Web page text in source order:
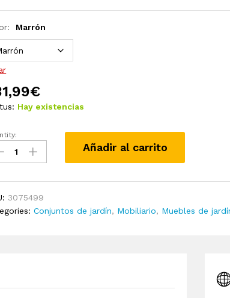
Marrón
€
Hay existencias
Añadir al carrito
3075499
Conjuntos de jardín, Mobiliario, Muebles de